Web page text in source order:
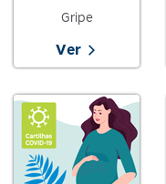
Gripe
Ver